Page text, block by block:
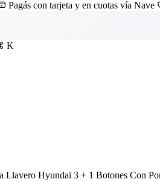
Pagás con tarjeta y en cuotas vía Nave
K
Llavero Hyundai 3 + 1 Botones Con